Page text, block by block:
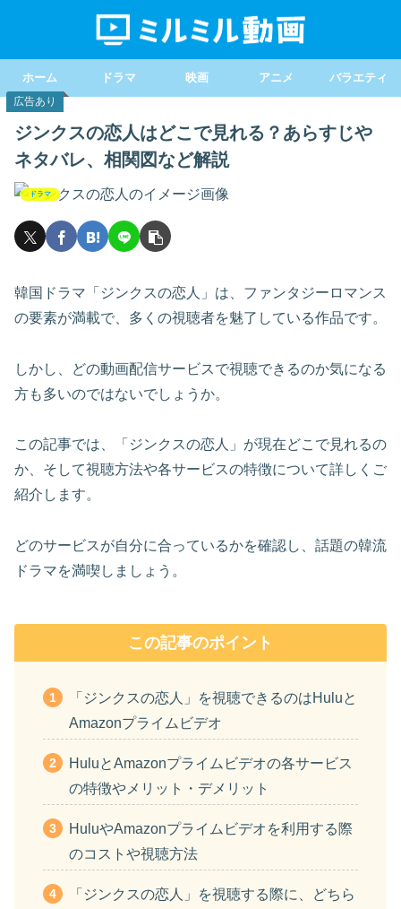
ホーム ドラマ 映画 アニメ バラエティ
広告あり
ジンクスの恋人はどこで見れる？あらすじや
ネタバレ、相関図など解説
ドラマ
韓国ドラマ「ジンクスの恋人」は、ファンタジーロマンス
の要素が満載で、多くの視聴者を魅了している作品です。
しかし、どの動画配信サービスで視聴できるのか気になる
方も多いのではないでしょうか。
この記事では、「ジンクスの恋人」が現在どこで見れるの
か、そして視聴方法や各サービスの特徴について詳しくご
紹介します。
どのサービスが自分に合っているかを確認し、話題の韓流
ドラマを満喫しましょう。
この記事のポイント
「ジンクスの恋人」を視聴できるのはHuluと
Amazonプライムビデオ
HuluとAmazonプライムビデオの各サービス
の特徴やメリット・デメリット
HuluやAmazonプライムビデオを利用する際
のコストや視聴方法
「ジンクスの恋人」を視聴する際に、どちら